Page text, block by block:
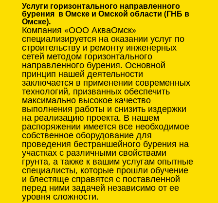
Услуги горизонтального направленного
бурения в Омске и Омской области (ГНБ в
Омске).
Компания «ООО АкваОмск»
специализируется на оказании услуг по
строительству и ремонту инженерных
сетей методом горизонтального
направленного бурения. Основной
принцип нашей деятельности
заключается в применении современных
технологий, призванных обеспечить
максимально высокое качество
выполнения работы и снизить издержки
на реализацию проекта. В нашем
распоряжении имеется все необходимое
собственное оборудование для
проведения бестраншейного бурения на
участках с различными свойствами
грунта, а также к вашим услугам опытные
специалисты, которые прошли обучение
и блестяще справятся с поставленной
перед ними задачей независимо от ее
уровня сложности.